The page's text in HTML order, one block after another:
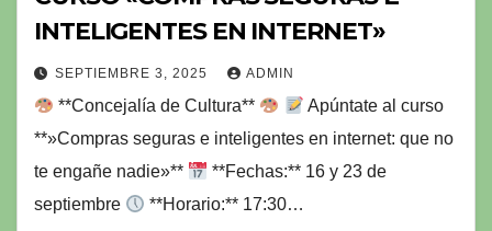
INTELIGENTES EN INTERNET»
SEPTIEMBRE 3, 2025 ADMIN
**Concejalía de Cultura**
Apúntate al curso
**»Compras seguras e inteligentes en internet: que no
te engañe nadie»**
**Fechas:** 16 y 23 de
septiembre
**Horario:** 17:30…